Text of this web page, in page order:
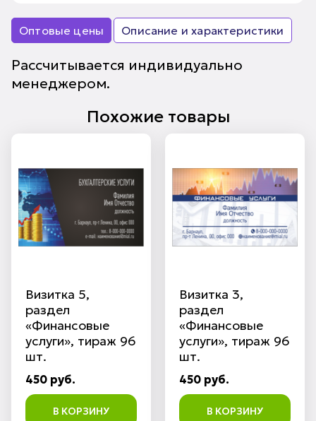
Оптовые цены Описание и характеристики
Рассчитывается индивидуально
менеджером.
Похожие товары
Визитка 5,
раздел
«Финансовые
услуги», тираж 96
шт.
450 руб.
В КОРЗИНУ
Визитка 3,
раздел
«Финансовые
услуги», тираж 96
шт.
450 руб.
В КОРЗИНУ